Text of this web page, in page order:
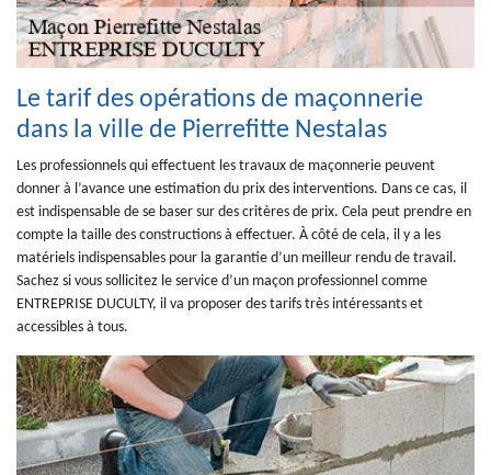
Le tarif des opérations de maçonnerie
dans la ville de Pierrefitte Nestalas
Les professionnels qui effectuent les travaux de maçonnerie peuvent
donner à l’avance une estimation du prix des interventions. Dans ce cas, il
est indispensable de se baser sur des critères de prix. Cela peut prendre en
compte la taille des constructions à effectuer. À côté de cela, il y a les
matériels indispensables pour la garantie d’un meilleur rendu de travail.
Sachez si vous sollicitez le service d’un maçon professionnel comme
ENTREPRISE DUCULTY, il va proposer des tarifs très intéressants et
accessibles à tous.